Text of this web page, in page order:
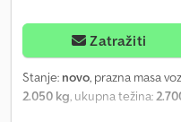
Zatražiti
Stanje: novo, prazna masa
2.050 kg , ukupna težina: